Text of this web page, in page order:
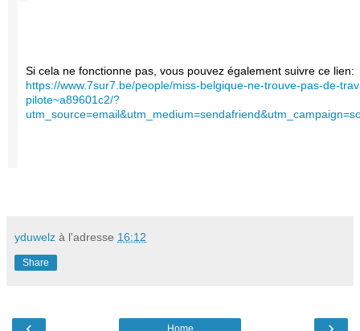
Si cela ne fonctionne pas, vous pouvez également suivre ce lien:
https://www.7sur7.be/people/miss-belgique-ne-trouve-pas-de-
pilote~a89601c2/?
yduwelz à l'adresse 16:12
Share